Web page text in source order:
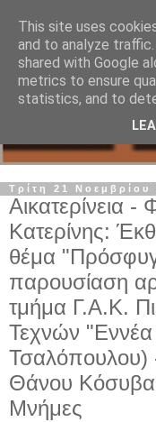
Τρίτη 21 Νοεμβρίου
Αικατερίνεια -
Κατερίνης:
θέμα
παρουσίαση
τμήμα Γ.Α.Κ.
Τεχνών
Τσαλόπουλου)
Θάνου Κόσυβα
Μνήμες
This site uses
and to analyze
shared with Google
metrics to ensure
statistics, and to